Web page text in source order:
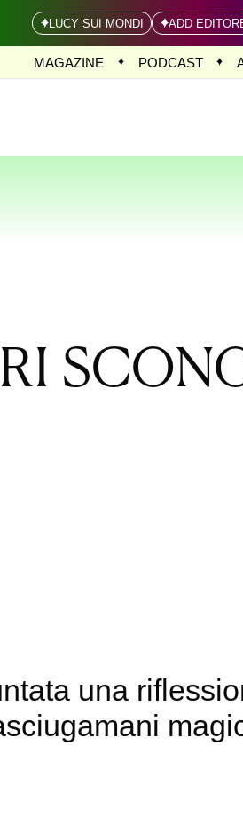
LUCY SUI MONDI ADD
MAGAZINE PODCAST
una